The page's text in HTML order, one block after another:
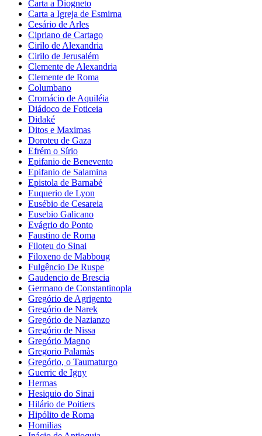
Carta a Diogneto
Carta a Igreja de Esmirna
Cesário de Arles
Cipriano de Cartago
Cirilo de Alexandria
Cirilo de Jerusalém
Clemente de Alexandria
Clemente de Roma
Columbano
Cromácio de Aquiléia
Diádoco de Foticeia
Didaké
Ditos e Maximas
Doroteu de Gaza
Efrém o Sírio
Epifanio de Benevento
Epifanio de Salamina
Epistola de Barnabé
Euquerio de Lyon
Eusébio de Cesareia
Eusebio Galicano
Evágrio do Ponto
Faustino de Roma
Filoteu do Sinai
Filoxeno de Mabboug
Fulgêncio De Ruspe
Gaudencio de Brescia
Germano de Constantinopla
Gregório de Agrigento
Gregório de Narek
Gregório de Nazianzo
Gregório de Nissa
Gregório Magno
Gregorio Palamàs
Gregório, o Taumaturgo
Guerric de Igny
Hermas
Hesiquio do Sinai
Hilário de Poitiers
Hipólito de Roma
Homilias